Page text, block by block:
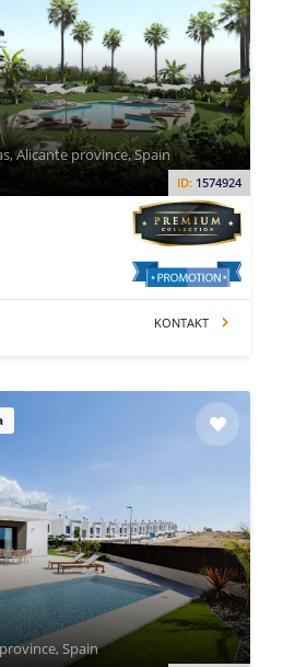
ID: 1574924
Alicante province, Spain
KONTAKT
Spain